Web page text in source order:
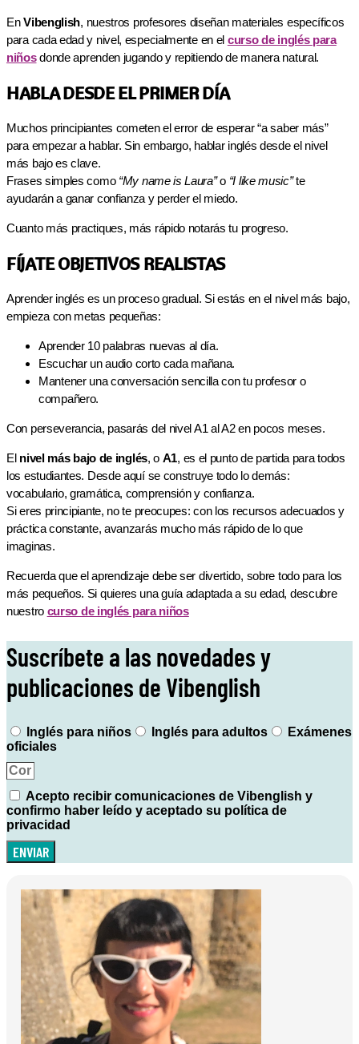
EnVibenglish, nuestros profesores diseñan materiales específicos
para cada edad y nivel, especialmente en el curso de inglés para
niñosdonde aprenden jugando y repitiendo de manera natural.
HABLA DESDE EL PRIMER DÍA
Muchos principiantes cometen el error de esperar “a saber más”
para empezar a hablar. Sin embargo, hablar inglés desde el nivel
más bajo es clave.
Frases simples como “My name is Laura”o “I like music”te
ayudarán a ganar confianza y perder el miedo.
Cuanto más practiques, más rápido notarás tu progreso.
FÍJATE OBJETIVOS REALISTAS
Aprender inglés es un proceso gradual. Si estás en el nivel más bajo,
empieza con metas pequeñas:
Aprender 10 palabras nuevas al día.
Escuchar un audio corto cada mañana.
Mantener una conversación sencilla con tu profesor o
compañero.
Con perseverancia, pasarás del nivel A1 al A2 en pocos meses.
El nivel más bajo de inglés, o A1, es el punto de partida para todos
los estudiantes. Desde aquí se construye todo lo demás:
vocabulario, gramática, comprensión y confianza.
Si eres principiante, no te preocupes: con los recursos adecuados y
práctica constante, avanzarás mucho más rápido de lo que
imaginas.
Recuerda que el aprendizaje debe ser divertido, sobre todo para los
más pequeños. Si quieres una guía adaptada a su edad, descubre
nuestro curso de inglés para niños
Suscríbete a las novedades y
publicaciones de Vibenglish
Inglés para niños Inglés para adultos
Exámenes
oficiales
Acepto recibir comunicaciones de Vibenglish y
confirmo haber leído y aceptado su política de
privacidad
ENVIAR